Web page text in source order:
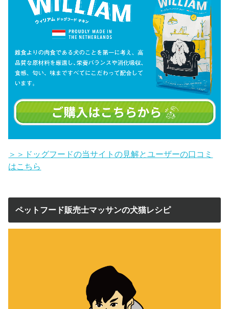
＞＞ドッグフードの当サイトの見解とユーザーの口コミ
はこちら
ペットフード販売士マッサンの犬猫レシピ